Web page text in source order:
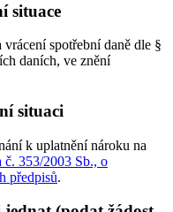
situace
spotřební daně dle §
daních, ve znění
situaci
k uplatnění nároku na
č. 353/2003 Sb., o
předpisů.